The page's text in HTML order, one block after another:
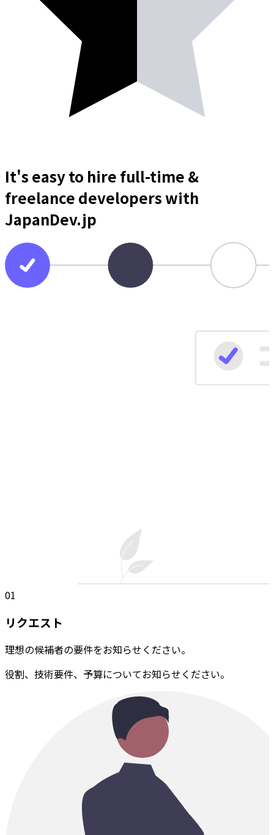
It's easy to hire full-time &
freelance developerswith
JapanDev.jp
01
リクエスト
理想の候補者の要件をお知らせください。
役割、技術要件、予算についてお知らせください。